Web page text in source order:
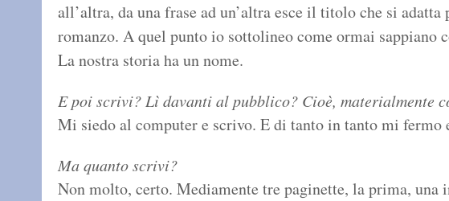
all’altra, da una frase ad un’altra esce il titolo che si adatta
romanzo. A quel punto io sottolineo come ormai sappiano
La nostra storia ha un nome.
E poi scrivi? Lì davanti al pubblico? Cioè, materialmente
Mi siedo al computer e scrivo. E di tanto in tanto mi fermo
Ma quanto scrivi?
Non molto, certo. Mediamente tre paginette, la prima, una